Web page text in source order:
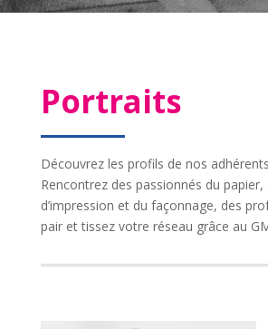
Portraits
Découvrez les profils de nos
Rencontrez des passionnés du papier,
d’impression et du façonnage, des
pair et tissez votre réseau grâce au